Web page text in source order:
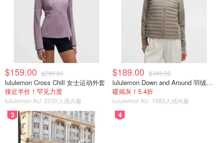
$159.00 $299.00
lululemon Cross Chill 女士运动外套
接近半价！罕见力度
lululemon AU 2035人感兴趣
$189.00 $349.00
lululemon Down and Around 羽绒夹克
暖揭灰！5.4折
lululemon AU 1683人感兴趣
3 4